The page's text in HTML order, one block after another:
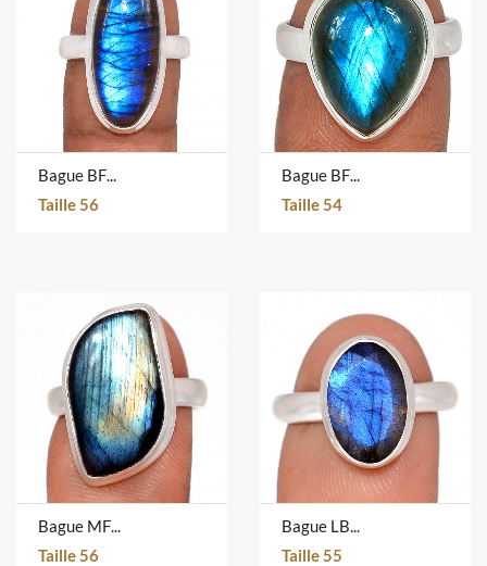
Bague BFLR4481D
Taille 56
Bague BFLR306D
Taille 54
Bague MFL-1487
Taille 56
Bague LBF-1207
Taille 55